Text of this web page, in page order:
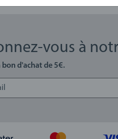
vous à
bon d'achat de 5€.